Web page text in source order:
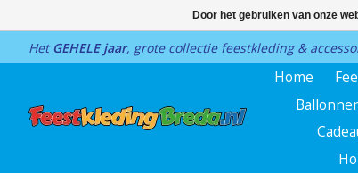
Het GEHELE jaar, grote collectie feestkleding &
Home
Door het gebruiken van onze